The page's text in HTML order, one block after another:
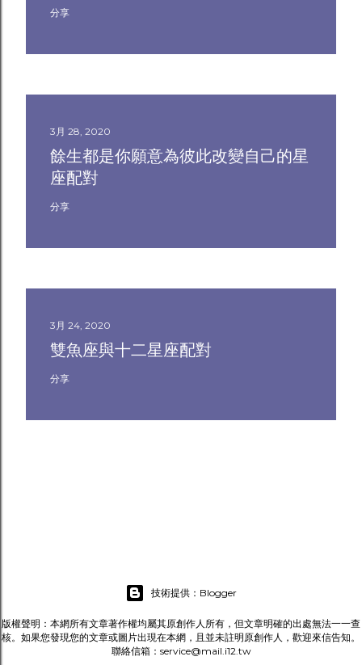
分享
3月 28, 2020
餘生都是你願意為彼此改變自己的星
座配對
分享
3月 24, 2020
雙魚座與十二星座配對
分享
技術提供：Blogger
版權聲明：本網所有文章著作權均屬其原創作人所有，但文章明確的出處無法一一查
核。如果您發現您的文章或圖片出現在本網，且並未註明原創作人，歡迎來信告知。
聯絡信箱：service@mail.i12.tw